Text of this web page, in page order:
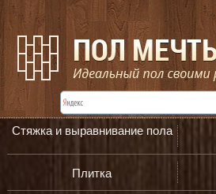
Стяжка и выравнивание пола
Плитка